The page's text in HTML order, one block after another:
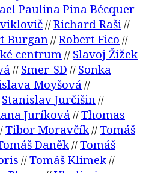
Paulina Pina Bécquer
//Richard Raši//
Burgan//Robert Fico //
centrum// Slavoj Žižek
// Smer-SD // Sonka
Moyšová //
Stanislav Jurčišin//
Juríková //Thomas
Tibor Moravčík//Tomáš
Daněk//Tomáš
//Tomáš Klimek//